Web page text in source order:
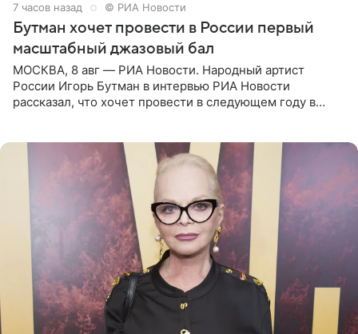
7 часов назад © РИА Новости
Бутман хочет провести в России первый
масштабный джазовый бал
МОСКВА, 8 авг — РИА Новости. Народный артист
России Игорь Бутман в интервью РИА Новости
рассказал, что хочет провести в следующем году в